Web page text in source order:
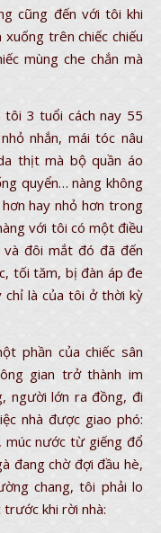
cũng đến với tôi khi
trên chiếc chiếu
mùng che chắn mà
tôi 3 tuổi cách nay 55
nhắn, mái tóc nâu
thịt mà bộ quần áo
quyển… nàng không
hay nhỏ hơn trong
với tôi có một điều
đôi mắt đó đã đến
tối tăm, bị đàn áp đe
chỉ là của tôi ở thời kỳ
phần của chiếc sân
gian trở thành im
người lớn ra đồng, đi
nhà được giao phó:
múc nước từ giếng đổ
đang chờ đợi đầu hè,
chang, tôi phải lo
khi rời nhà: